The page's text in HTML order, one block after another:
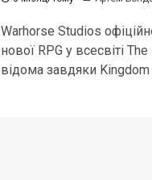
Warhorse Studios
нової RPG у всесвіті
відома завдяки Kingdom